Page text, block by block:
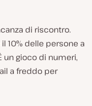
di riscontro.
10% delle persone a
un gioco di numeri,
a freddo per